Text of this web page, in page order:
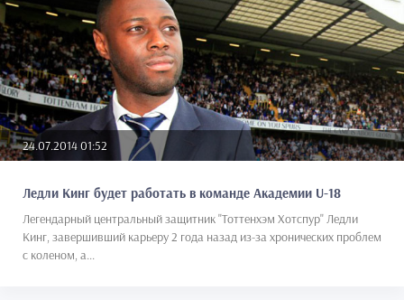
24.07.2014 01:52
Ледли Кинг будет работать в команде Академии U-18
Легендарный центральный защитник "Тоттенхэм Хотспур" Ледли
Кинг, завершивший карьеру 2 года назад из-за хронических проблем
с коленом, а...